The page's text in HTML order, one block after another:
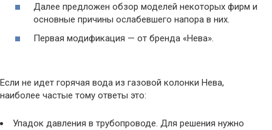
Далее предложен обзор моделей некоторых фирм и
основные причины ослабевшего напора в них.
Первая модификация — от бренда «Нева».
Если не идет горячая вода из газовой колонки Нева,
наиболее частые тому ответы это:
Упадок давления в трубопроводе. Для решения нужно